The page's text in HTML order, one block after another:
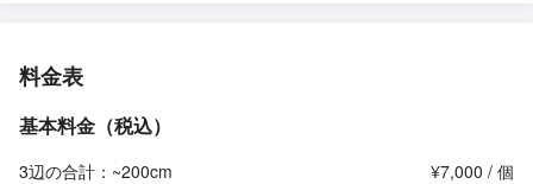
料金表
基本料金（税込）
3辺の合計：~200cm
¥7,000 / 個